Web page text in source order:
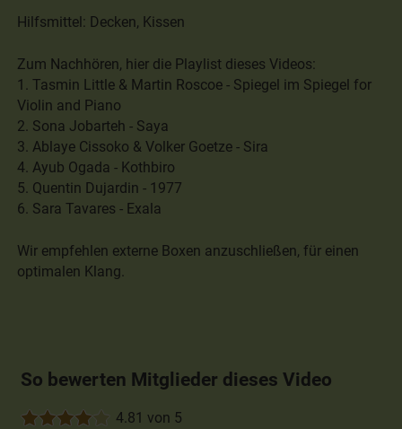
Hilfsmittel: Decken, Kissen
Zum Nachhören, hier die Playlist dieses Videos:
1. Tasmin Little & Martin Roscoe - Spiegel im Spiegel for
Violin and Piano
2. Sona Jobarteh - Saya
3. Ablaye Cissoko & Volker Goetze - Sira
4. Ayub Ogada - Kothbiro
5. Quentin Dujardin - 1977
6. Sara Tavares - Exala
Wir empfehlen externe Boxen anzuschließen, für einen
optimalen Klang.
So bewerten Mitglieder dieses Video
4.81 von 5